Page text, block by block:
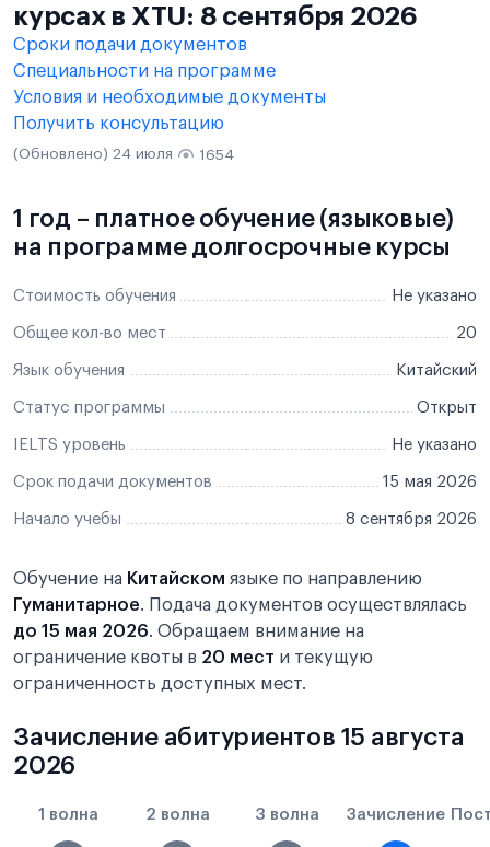
курсах в XTU: 8 сентября 2026
Сроки подачи документов
Специальности на программе
Условия и необходимые документы
Получить консультацию
(Обновлено) 24 июля 1654
1 год – платное обучение (языковые)
на программе долгосрочные курсы
Стоимость обучения Не указано
Общее кол-во мест 20
Язык обучения Китайский
Статус программы Открыт
IELTS уровень Не указано
Срок подачи документов 15 мая 2026
Начало учебы 8 сентября 2026
Обучение на Китайском языке по направлению
Гуманитарное. Подача документов осуществлялась
до 15 мая 2026. Обращаем внимание на
ограничение квоты в 20 мест и текущую
ограниченность доступных мест.
Зачисление абитуриентов 15 августа
2026
1 волна 2 волна 3 волна Зачисление